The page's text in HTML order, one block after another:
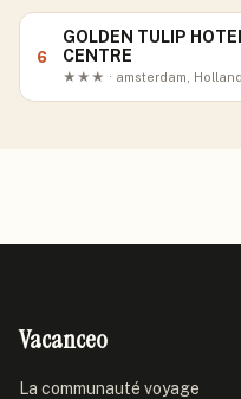
6
GOLDEN TULIP
CENTRE
★★★ · amsterdam,
Vacanceo
La communauté voyage